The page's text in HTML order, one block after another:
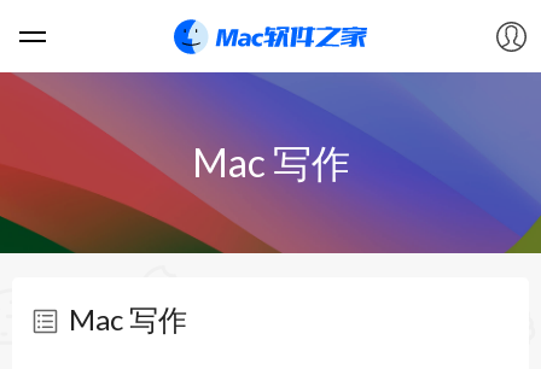
软件
游戏
教程
论坛
Mac 写作
Mac 写作